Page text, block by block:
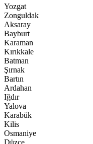
Yozgat
Zonguldak
Aksaray
Bayburt
Karaman
Kırıkkale
Batman
Şırnak
Bartın
Ardahan
Iğdır
Yalova
Karabük
Kilis
Osmaniye
Düzce